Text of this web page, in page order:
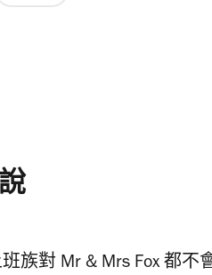
族對 Mr & Mrs Fox 都